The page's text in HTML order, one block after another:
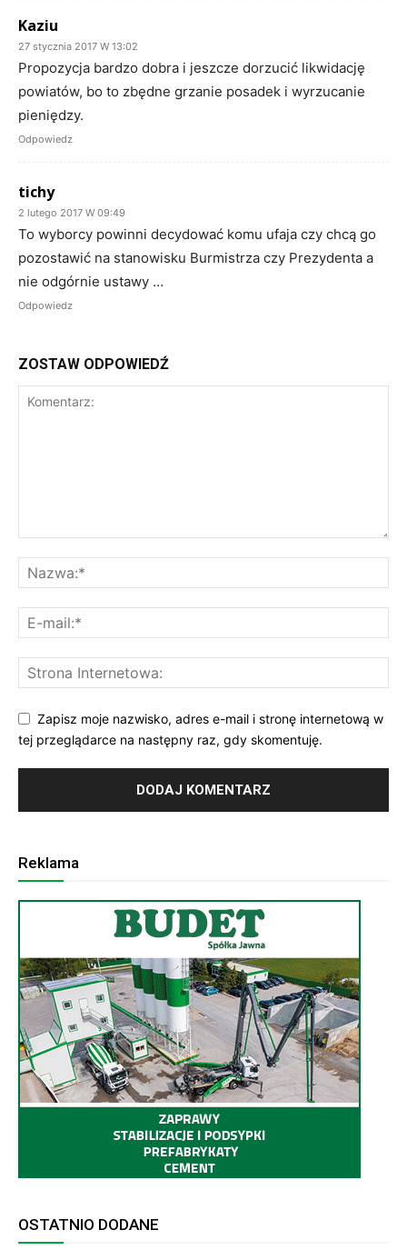
Kaziu
27 stycznia 2017 W 13:02
Propozycja bardzo dobra i jeszcze dorzucić likwidację
powiatów, bo to zbędne grzanie posadek i wyrzucanie
pieniędzy.
Odpowiedz
tichy
2 lutego 2017 W 09:49
To wyborcy powinni decydować komu ufaja czy chcą go
pozostawić na stanowisku Burmistrza czy Prezydenta a
nie odgórnie ustawy …
Odpowiedz
ZOSTAW ODPOWIEDŹ
Zapisz moje nazwisko, adres e-mail i stronę internetową w
tej przeglądarce na następny raz, gdy skomentuję.
Reklama
OSTATNIO DODANE